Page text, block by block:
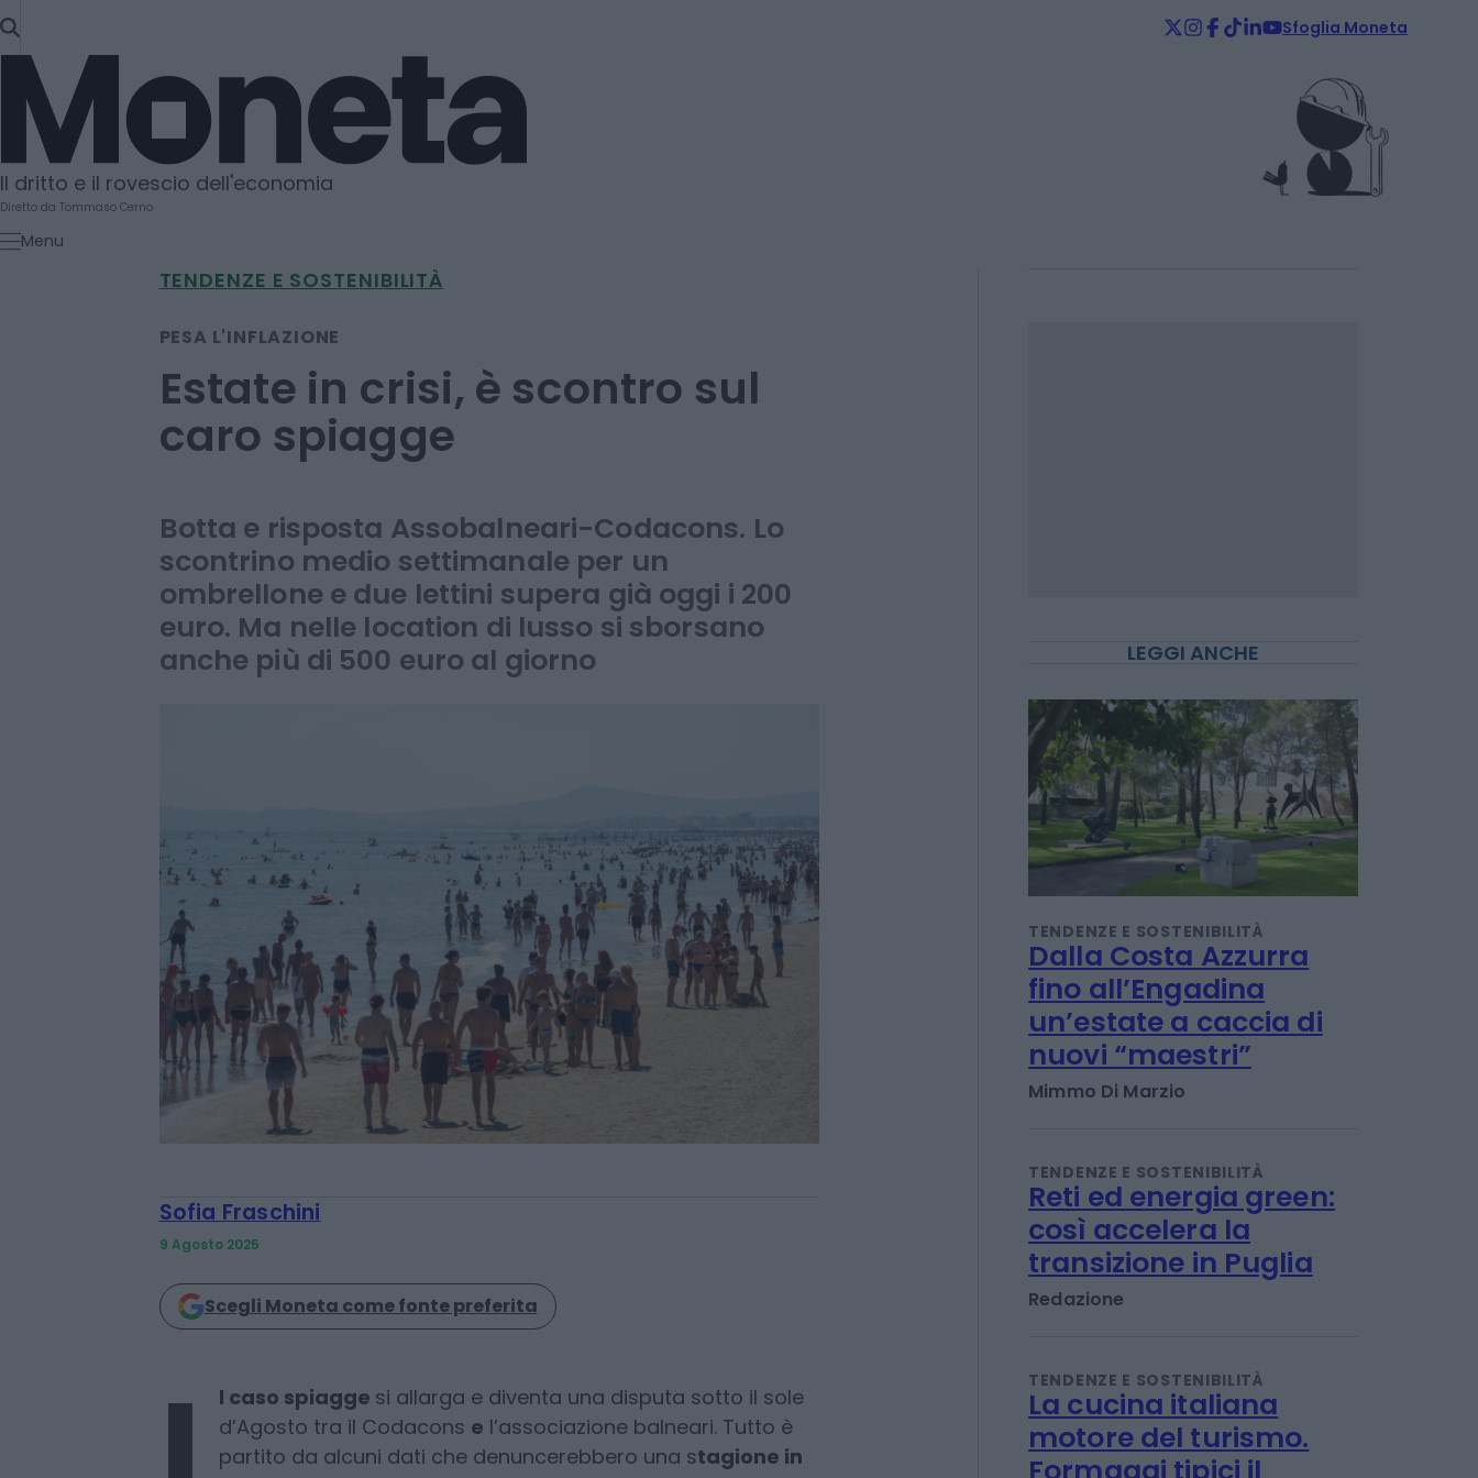
SKIP
TO
CONTENT
Sfoglia Moneta
Moneta
Il dritto e il rovescio dell'economia
Diretto da Tommaso Cerno
Menu
TENDENZE E SOSTENIBILITÀ
PESA L'INFLAZIONE
caro spiagge
Botta e risposta Assobalneari-Codacons. Lo
scontrino medio settimanale per un
Sofia Fraschini
Scegli Moneta come fonte preferita
LEGGI ANCHE
TENDENZE E SOSTENIBILITÀ
Dalla Costa Azzurra
fino all’Engadina
Mimmo Di Marzio
TENDENZE E SOSTENIBILITÀ
Reti ed energia green:
transizione in Puglia
Redazione